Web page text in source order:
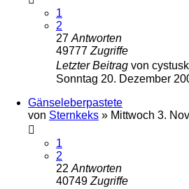
1
2
27 Antworten
49777 Zugriffe
Letzter Beitrag von
Sonntag 20. Dezember
Gänseleberpastete
von Sternkeks » Mittwoch 3.
1
2
22 Antworten
40749 Zugriffe